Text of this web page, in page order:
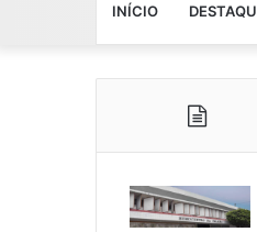
INÍCIO